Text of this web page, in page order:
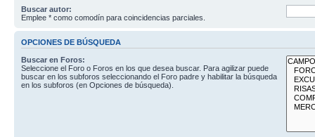
Buscar autor:
Emplee * como comodín para coincidencias parciales.
OPCIONES DE BÚSQUEDA
Buscar en Foros:
Seleccione el Foro o Foros en los que desea buscar. Para agilizar puede
buscar en los subforos seleccionando el Foro padre y habilitar la búsqueda
en los subforos (en Opciones de búsqueda).